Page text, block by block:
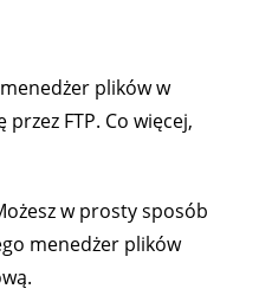
plików w
FTP. Co więcej,
w prosty sposób
menedżer plików